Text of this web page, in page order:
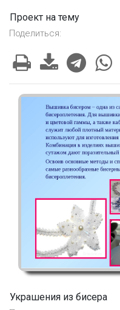
Проект на тему
Поделиться:
Украшения из бисера